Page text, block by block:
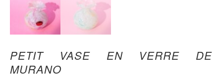
PETIT VASE EN VERRE DE
MURANO